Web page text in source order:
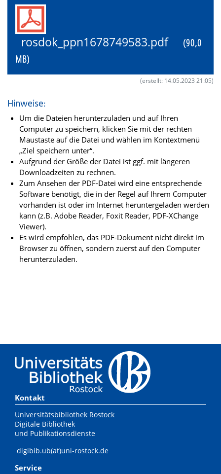
rosdok_ppn1678749583.pdf
(90,0
MB)
(erstellt: 14.05.2023 21:05)
Hinweise:
Um die Dateien herunterzuladen und auf Ihren
Computer zu speichern, klicken Sie mit der rechten
Maustaste auf die Datei und wählen im Kontextmenü
„Ziel speichern unter“.
Aufgrund der Größe der Datei ist ggf. mit längeren
Downloadzeiten zu rechnen.
Zum Ansehen der PDF-Datei wird eine entsprechende
Software benötigt, die in der Regel auf Ihrem Computer
vorhanden ist oder im Internet heruntergeladen werden
kann (z.B. Adobe Reader, Foxit Reader, PDF-XChange
Viewer).
Es wird empfohlen, das PDF-Dokument nicht direkt im
Browser zu öffnen, sondern zuerst auf den Computer
herunterzuladen.
Kontakt
Universitätsbibliothek Rostock
Digitale Bibliothek
und Publikationsdienste
digibib.ub(at)uni-rostock.de
Service